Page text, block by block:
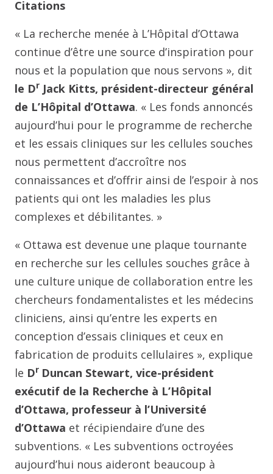
Citations
« La recherche menée à L’Hôpital d’Ottawa
continue d’être une source d’inspiration pour
nous et la population que nous servons », dit
le Dr Jack Kitts, président-directeur général
de L’Hôpital d’Ottawa. « Les fonds annoncés
aujourd’hui pour le programme de recherche
et les essais cliniques sur les cellules souches
nous permettent d’accroître nos
connaissances et d’offrir ainsi de l’espoir à nos
patients qui ont les maladies les plus
complexes et débilitantes. »
« Ottawa est devenue une plaque tournante
en recherche sur les cellules souches grâce à
une culture unique de collaboration entre les
chercheurs fondamentalistes et les médecins
cliniciens, ainsi qu’entre les experts en
conception d’essais cliniques et ceux en
fabrication de produits cellulaires », explique
le Dr Duncan Stewart, vice-président
exécutif de la Recherche à L’Hôpital
d’Ottawa, professeur à l’Université
d’Ottawa et récipiendaire d’une des
subventions. « Les subventions octroyées
aujourd’hui nous aideront beaucoup à